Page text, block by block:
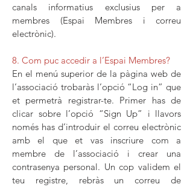
canals informatius exclusius per a
membres (Espai Membres i correu
electrònic).
8. Com puc accedir a l’Espai Membres?
En el menú superior de la pàgina web de
l’associació trobaràs l’opció “Log in” que
et permetrà registrar-te. Primer has de
clicar sobre l’opció “Sign Up” i llavors
només has d’introduir el correu electrònic
amb el que et vas inscriure com a
membre de l’associació i crear una
contrasenya personal. Un cop validem el
teu registre, rebràs un correu de